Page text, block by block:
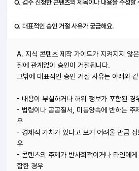
Q. 검수 신청한 콘텐츠의 제목이나 내용을 수정할
Q. 대표적인 승인 거절 사유가 궁금해요.
A. 지식 콘텐츠 제작 가이드가 지켜지지 않
질에 관계없이 승인이 거절됩니다.
그밖에 대표적인 승인 거절 사유는 아래와
- 내용이 부실하거나 허위 정보가 포함된 경
- 법령이나 공공질서, 미풍양속에 반하는 주
우
- 경제적 가치가 있다고 보기 어려울 만큼
우
- 콘텐츠의 주제가 반사회적이거나 타인에
함한 경우